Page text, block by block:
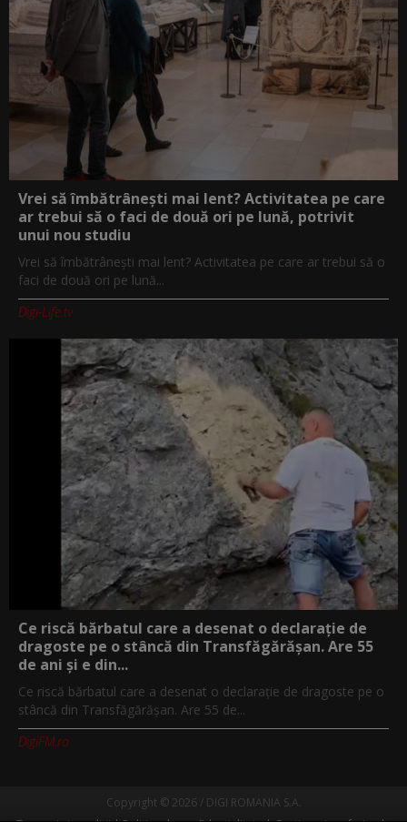
Vrei să îmbătrânești mai lent? Activitatea pe care
ar trebui să o faci de două ori pe lună, potrivit
unui nou studiu
Vrei să îmbătrânești mai lent? Activitatea pe care ar trebui să o
faci de două ori pe lună...
Digi-Life.tv
Ce riscă bărbatul care a desenat o declarație de
dragoste pe o stâncă din Transfăgărășan. Are 55
de ani și e din...
Ce riscă bărbatul care a desenat o declarație de dragoste pe o
stâncă din Transfăgărășan. Are 55 de...
DigiFM.ro
Copyright © 2026 / DIGI ROMANIA S.A.